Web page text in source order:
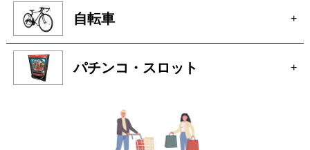
自転車 +
パチンコ・スロット +